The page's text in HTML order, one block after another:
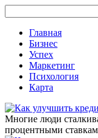
Главная
Бизнес
Успех
Маркетинг
Психология
Карта
Многие люди
процентными